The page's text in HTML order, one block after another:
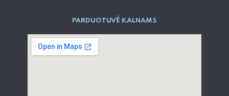
PARD​UOTUVĖ​ KALNAMS